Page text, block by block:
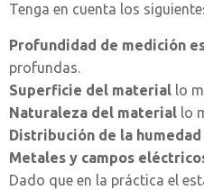
Tenga en cuenta los
Profundidad de medición
profundas.
Superficie del material lo
Naturaleza del material lo
Distribución de la humedad
Metales y campos
Dado que en la práctica el